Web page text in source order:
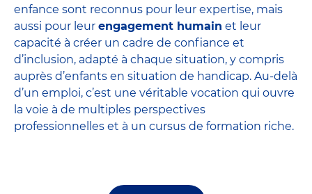
enfance sont reconnus pour leur expertise, mais
aussi pour leur engagement humain et leur
capacité à créer un cadre de confiance et
d’inclusion, adapté à chaque situation, y compris
auprès d’enfants en situation de handicap. Au-delà
d’un emploi, c’est une véritable vocation qui ouvre
la voie à de multiples perspectives
professionnelles et à un cursus de formation riche.